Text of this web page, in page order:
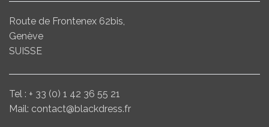
Route de Frontenex 62bis,
Genève
SUISSE
Tel : + 33 (0) 1 42 36 55 21
Mail: contact@blackdress.fr